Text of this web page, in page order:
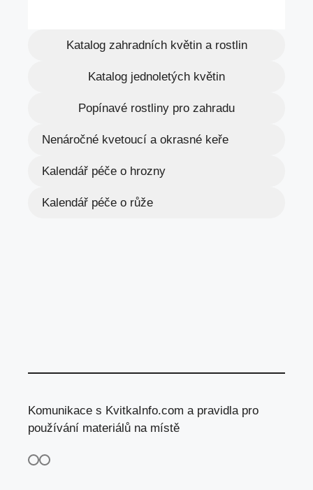
Katalog zahradních květin a rostlin
Katalog jednoletých květin
Popínavé rostliny pro zahradu
Nenáročné kvetoucí a okrasné keře
Kalendář péče o hrozny
Kalendář péče o růže
Komunikace s KvitkaInfo.com a pravidla pro
používání materiálů na místě